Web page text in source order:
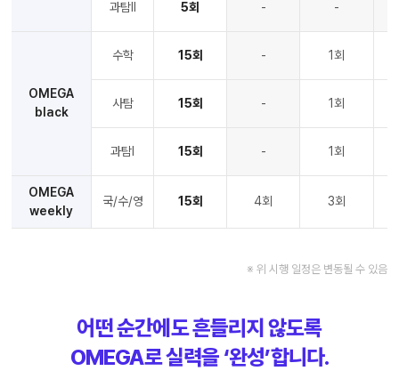
과탐Ⅱ 5회 - -
OMEGA
black
수학 15회 - 1회
사탐 15회 - 1회
과탐Ⅰ 15회 - 1회
OMEGA
weekly
국/수/영 15회 4회 3회
※ 위 시행 일정은 변동될 수 있음
어떤 순간에도 흔들리지 않도록
OMEGA로 실력을 ‘완성’합니다.